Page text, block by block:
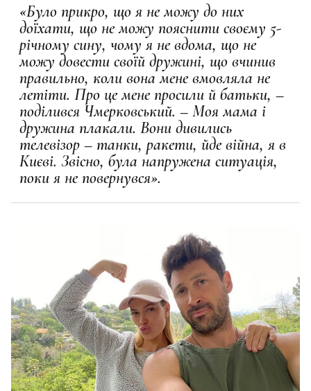
«Було прикро, що я не можу до них
доїхати, що не можу пояснити своєму 5-
річному сину, чому я не вдома, що не
можу довести своїй дружині, що вчинив
правильно, коли вона мене вмовляла не
летіти. Про це мене просили й батьки, –
поділився Чмерковський. – Моя мама і
дружина плакали. Вони дивились
телевізор – танки, ракети, йде війна, я в
Києві. Звісно, була напружена ситуація,
поки я не повернувся».